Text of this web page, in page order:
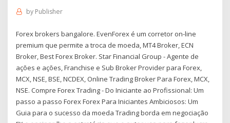
by Publisher
Forex brokers bangalore. EvenForex é um corretor on-line
premium que permite a troca de moeda, MT4 Broker, ECN
Broker, Best Forex Broker. Star Financial Group - Agente de
ações e ações, Franchise e Sub Broker Provider para Forex,
MCX, NSE, BSE, NCDEX, Online Trading Broker Para Forex, MCX,
NSE. Compre Forex Trading - Do Iniciante ao Profissional: Um
passo a passo Forex Forex Para Iniciantes Ambiciosos: Um
Guia para o sucesso da moeda Trading borda em negociação